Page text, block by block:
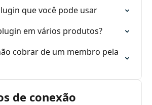
que você pode usar
em vários produtos?
cobrar de um membro pela
de conexão